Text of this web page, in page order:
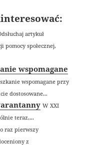
artykuł
pomocy społecznej,
wspomagane
wspomagane przy
dostosowane...
W XXI
teraz,...
raz pierwszy
z